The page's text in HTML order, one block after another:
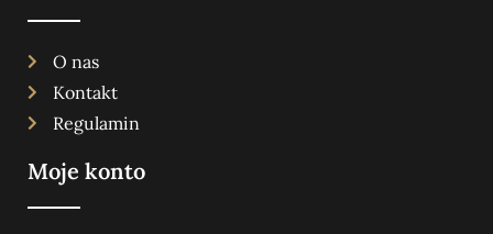
O nas
Kontakt
Regulamin
Moje konto